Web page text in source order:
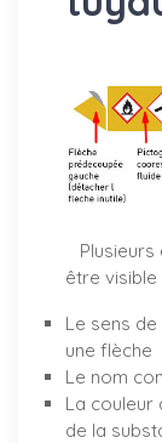
Plusieurs
être
Le sens
une flèche
Le nom
La couleur
de la